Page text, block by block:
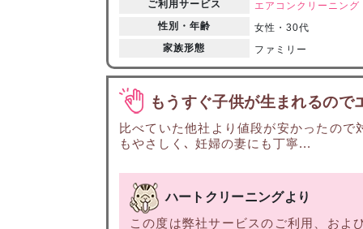
ご利用サービス
エアコンクリーニング
性別・年齢
女性・30代
家族形態
ファミリー
もうすぐ子供が生まれるの
比べていた他社より値段が安かったの
もやさしく､ 妊婦の妻にも丁寧...
ハートクリーニングより
この度は弊社サービスのご利用、およ